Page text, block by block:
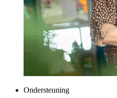
Ondersteuning